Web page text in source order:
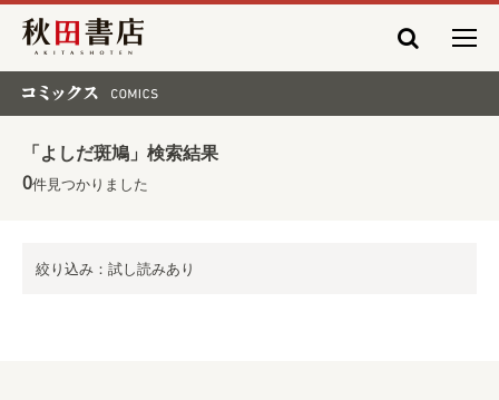
秋田書店
「よしだ斑鳩」検索結果
0件見つかりました
絞り込み：試し読みあり